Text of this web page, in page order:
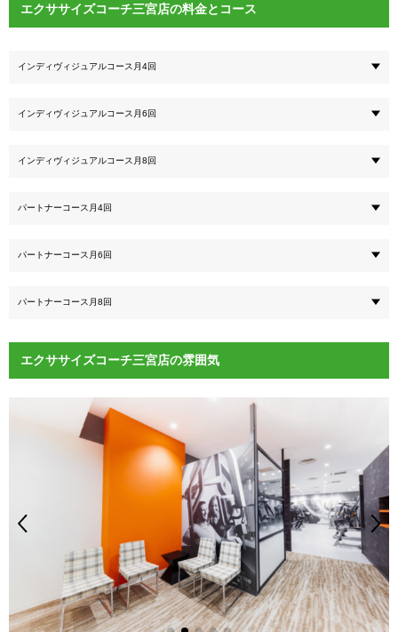
エクササイズコーチ三宮店の料金とコース
インディヴィジュアルコース月4回
インディヴィジュアルコース月6回
インディヴィジュアルコース月8回
パートナーコース月4回
パートナーコース月6回
パートナーコース月8回
エクササイズコーチ三宮店の雰囲気